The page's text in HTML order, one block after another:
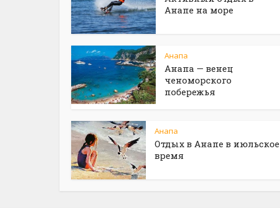
Анапе на море
Анапа
Анапа — венец
ченоморского
побережья
Анапа
Отдых в Анапе в июльское
время